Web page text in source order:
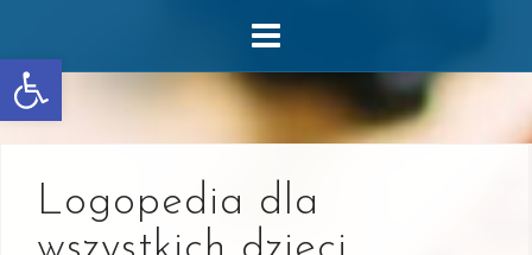
Otwórz pasek narzędzi
content
Logopedia dla